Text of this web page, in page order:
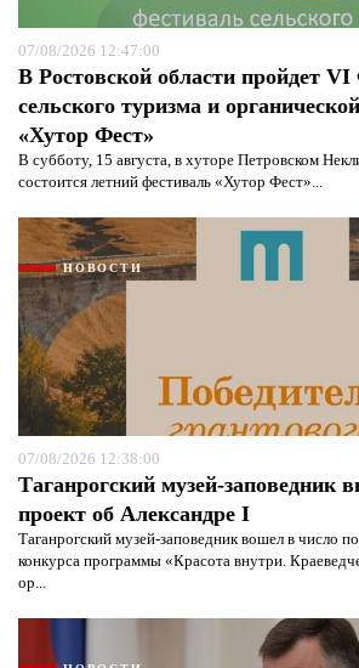
07/08/2026 12:47:00
В Ростовской области пройдет
сельского туризма и
«Хутор Фест»
В субботу, 15 августа, в хуторе Петровском
состоится летний фестиваль «Хутор Фест»...
НОВОСТИ
07/08/2026 12:38:00
Таганрогский музей-заповедник
проект об Александре I
Таганрогский музей-заповедник вошел в число
конкурса программы «Красота внутри.
ор...